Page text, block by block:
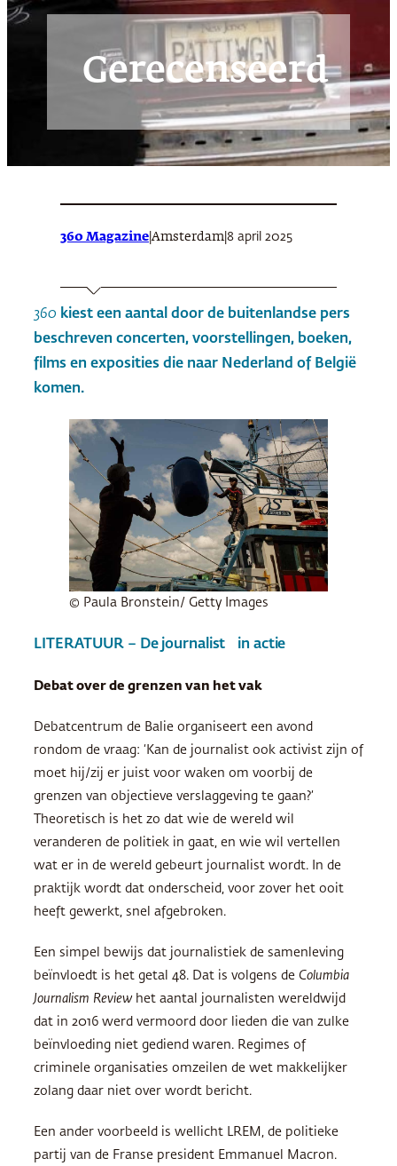
Gerecenseerd
360 Magazine Amsterdam 8 april 2025
360 kiest een aantal door de buitenlandse pers
beschreven concerten, voorstellingen, boeken,
films en exposities die naar Nederland of België
komen.
© Paula Bronstein/ Getty Images
LITERATUUR – De journalist in actie
Debat over de grenzen van het vak
Debatcentrum de Balie organiseert een avond
rondom de vraag: ‘Kan de journalist ook activist zijn of
moet hij/zij er juist voor waken om voorbij de
grenzen van objectieve verslaggeving te gaan?’
Theoretisch is het zo dat wie de wereld wil
veranderen de politiek in gaat, en wie wil vertellen
wat er in de wereld gebeurt journalist wordt. In de
praktijk wordt dat onderscheid, voor zover het ooit
heeft gewerkt, snel afgebroken.
Een simpel bewijs dat journalistiek de samenleving
beïnvloedt is het getal 48. Dat is volgens de Columbia
Journalism Reviewhet aantal journalisten wereldwijd
dat in 2016 werd vermoord door lieden die van zulke
beïnvloeding niet gediend waren. Regimes of
criminele organisaties omzeilen de wet makkelijker
zolang daar niet over wordt bericht.
Een ander voorbeeld is wellicht LREM , de politieke
partij van de Franse president Emmanuel Macron.